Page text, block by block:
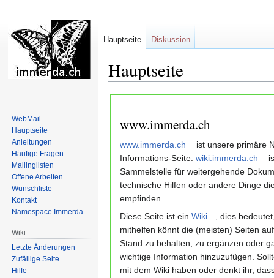
Hauptseite
Zur
springen
Zur
springen
www.immerda.ch
www.immerda.ch
ist unsere primäre
Informations-Seite. wiki.immerda.ch
Sammelstelle für weitergehende
technische Hilfen oder andere Dinge
empfinden.
Diese Seite ist ein Wiki
, dies
mithelfen könnt die (meisten) Seiten
Stand zu behalten, zu ergänzen oder
wichtige Information hinzuzufügen.
mit dem Wiki haben oder denkt ihr,
Hauptseite Diskussion
WebMail
Hauptseite
Anleitungen
Häufige Fragen
Mailinglisten
Offene Arbeiten
Wunschliste
Kontakt
Namespace Immerda
Wiki
Letzte Änderungen
Zufällige Seite
Hilfe